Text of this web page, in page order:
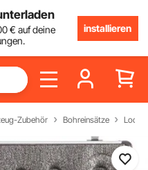
€ auf deine
installieren
Zubehör Bohreinsätze